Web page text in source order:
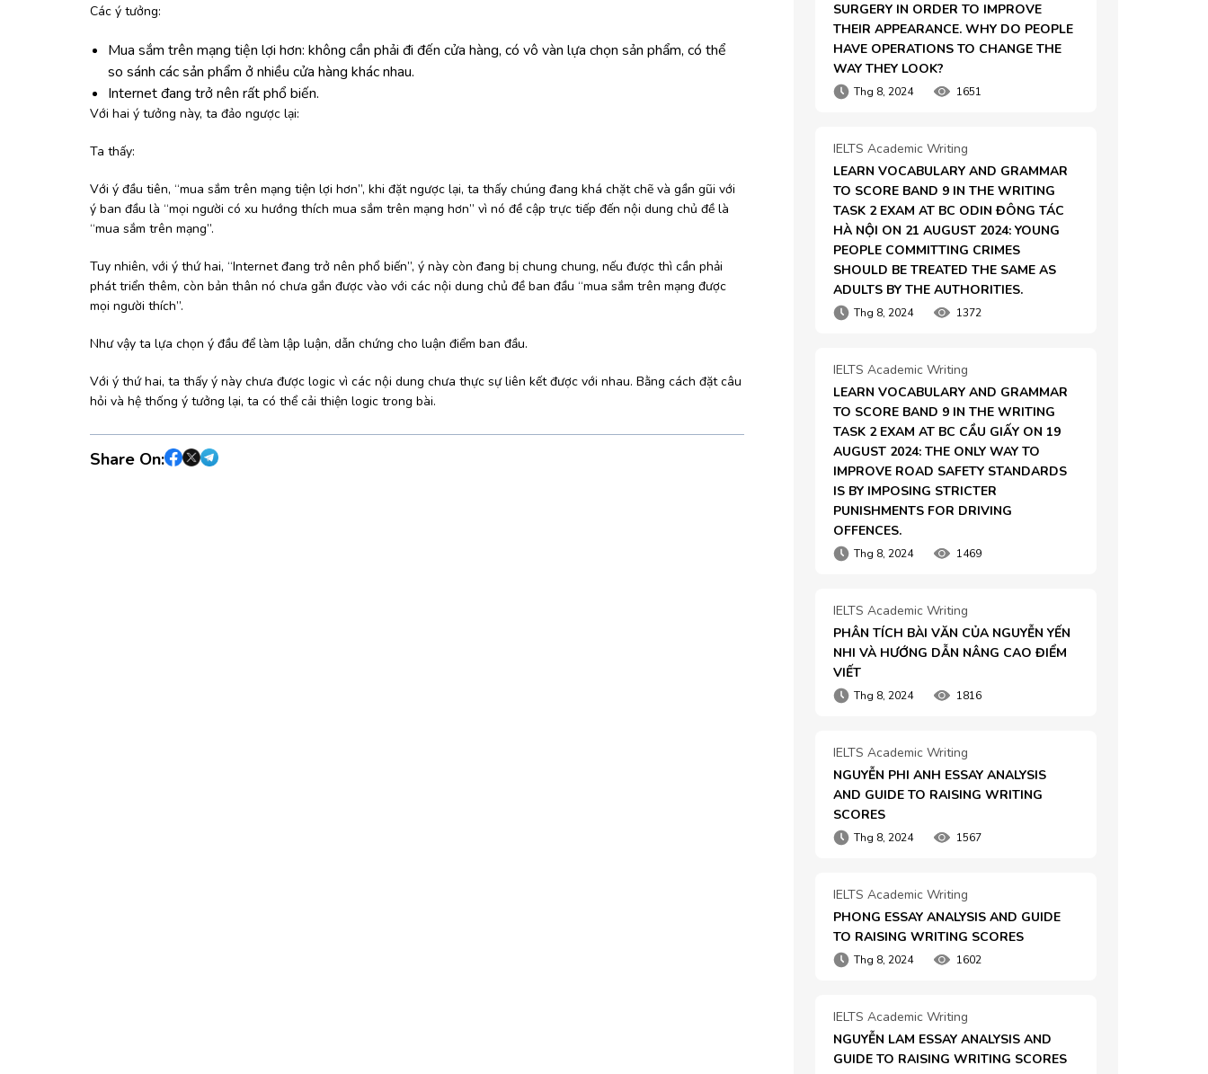
Các ý tưởng:
Mua sắm trên mạng tiện lợi hơn: không cần phải đi đến cửa hàng, có vô vàn lựa chọn sản phẩm, có thể
so sánh các sản phẩm ở nhiều cửa hàng khác nhau.
Internet đang trở nên rất phổ biến.
Với hai ý tưởng này, ta đảo ngược lại:
Ta thấy:
Với ý đầu tiên, “mua sắm trên mạng tiện lợi hơn”, khi đặt ngược lại, ta thấy chúng đang khá chặt chẽ và gần gũi với
ý ban đầu là “mọi người có xu hướng thích mua sắm trên mạng hơn” vì nó đề cập trực tiếp đến nội dung chủ đề là
“mua sắm trên mạng”.
Tuy nhiên, với ý thứ hai, “Internet đang trở nên phổ biến”, ý này còn đang bị chung chung, nếu được thì cần phải
phát triển thêm, còn bản thân nó chưa gắn được vào với các nội dung chủ đề ban đầu “mua sắm trên mạng được
mọi người thích”.
Như vậy ta lựa chọn ý đầu để làm lập luận, dẫn chứng cho luận điểm ban đầu.
Với ý thứ hai, ta thấy ý này chưa được logic vì các nội dung chưa thực sự liên kết được với nhau. Bằng cách đặt câu
hỏi và hệ thống ý tưởng lại, ta có thể cải thiện logic trong bài.
Share On:
SURGERY IN ORDER TO IMPROVE
THEIR APPEARANCE. WHY DO PEOPLE
HAVE OPERATIONS TO CHANGE THE
WAY THEY LOOK?
Thg 8, 2024 1651
IELTS Academic Writing
LEARN VOCABULARY AND GRAMMAR
TO SCORE BAND 9 IN THE WRITING
TASK 2 EXAM AT BC ODIN ĐÔNG TÁC
HÀ NỘI ON 21 AUGUST 2024: YOUNG
PEOPLE COMMITTING CRIMES
SHOULD BE TREATED THE SAME AS
ADULTS BY THE AUTHORITIES.
Thg 8, 2024 1372
IELTS Academic Writing
LEARN VOCABULARY AND GRAMMAR
TO SCORE BAND 9 IN THE WRITING
TASK 2 EXAM AT BC CẦU GIẤY ON 19
AUGUST 2024: THE ONLY WAY TO
IMPROVE ROAD SAFETY STANDARDS
IS BY IMPOSING STRICTER
PUNISHMENTS FOR DRIVING
OFFENCES.
Thg 8, 2024 1469
IELTS Academic Writing
PHÂN TÍCH BÀI VĂN CỦA NGUYỄN YẾN
NHI VÀ HƯỚNG DẪN NÂNG CAO ĐIỂM
VIẾT
Thg 8, 2024 1816
IELTS Academic Writing
NGUYỄN PHI ANH ESSAY ANALYSIS
AND GUIDE TO RAISING WRITING
SCORES
Thg 8, 2024 1567
IELTS Academic Writing
PHONG ESSAY ANALYSIS AND GUIDE
TO RAISING WRITING SCORES
Thg 8, 2024 1602
IELTS Academic Writing
NGUYỄN LAM ESSAY ANALYSIS AND
GUIDE TO RAISING WRITING SCORES